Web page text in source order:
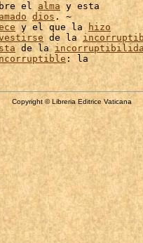
el alma y esta
dios . ~
y el que la
hizo
de la
de la
Copyright © Libreria Editrice Vaticana